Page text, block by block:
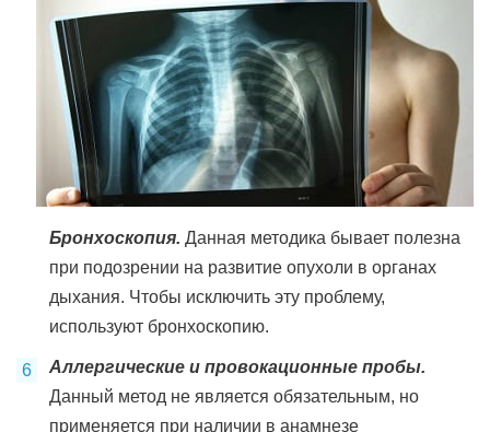
Бронхоскопия. Данная методика бывает полезна
при подозрении на развитие опухоли в органах
дыхания. Чтобы исключить эту проблему,
используют бронхоскопию.
Аллергические и провокационные пробы.
Данный метод не является обязательным, но
применяется при наличии в анамнезе